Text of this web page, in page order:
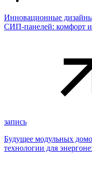
Инновационные
СИП-панелей: комфорт и
запись
Будущее модульных
технологии для